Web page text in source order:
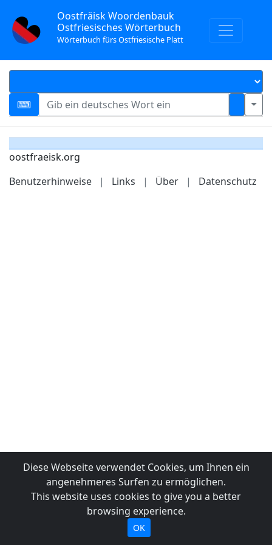
Oostfräisk Woordenbauk
Ostfriesisches Wörterbuch
Wörterbuch fürs Ostfriesische Platt
oostfraeisk.org
Benutzerhinweise
| Links | Über | Datenschutz
Diese Webseite verwendet Cookies, um Ihnen ein
angenehmeres Surfen zu ermöglichen.
This website uses cookies to give you a better
browsing experience.
OK